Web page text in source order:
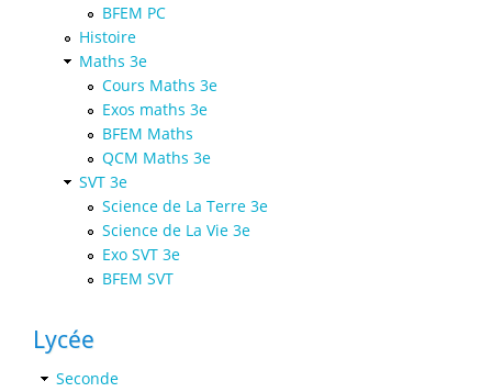
BFEM PC
Histoire
Maths 3e
Cours Maths 3e
Exos maths 3e
BFEM Maths
QCM Maths 3e
SVT 3e
Science de La Terre 3e
Science de La Vie 3e
Exo SVT 3e
BFEM SVT
Lycée
Seconde